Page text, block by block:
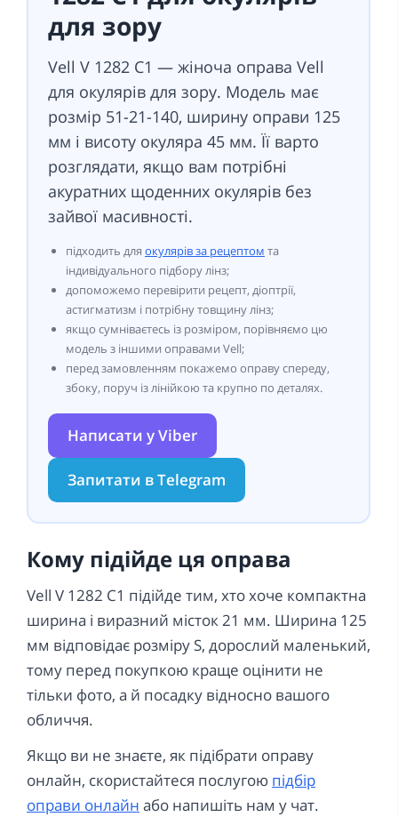
для зору
Vell V 1282 C1 — жіноча оправа Vell
для окулярів для зору. Модель має
розмір 51-21-140, ширину оправи 125
мм і висоту окуляра 45 мм. Її варто
розглядати, якщо вам потрібні
акуратних щоденних окулярів без
зайвої масивності.
підходить для окулярів за рецептом та
індивідуального підбору лінз;
допоможемо перевірити рецепт, діоптрії,
астигматизм і потрібну товщину лінз;
якщо сумніваєтесь із розміром, порівняємо цю
модель з іншими оправами Vell;
перед замовленням покажемо оправу спереду,
збоку, поруч із лінійкою та крупно по деталях.
Написати у Viber
Запитати в Telegram
Кому підійде ця оправа
Vell V 1282 C1 підійде тим, хто хоче компактна
ширина і виразний місток 21 мм. Ширина 125
мм відповідає розміру S, дорослий маленький,
тому перед покупкою краще оцінити не
тільки фото, а й посадку відносно вашого
обличчя.
Якщо ви не знаєте, як підібрати оправу
онлайн, скористайтеся послугою підбір
оправи онлайн або напишіть нам у чат.